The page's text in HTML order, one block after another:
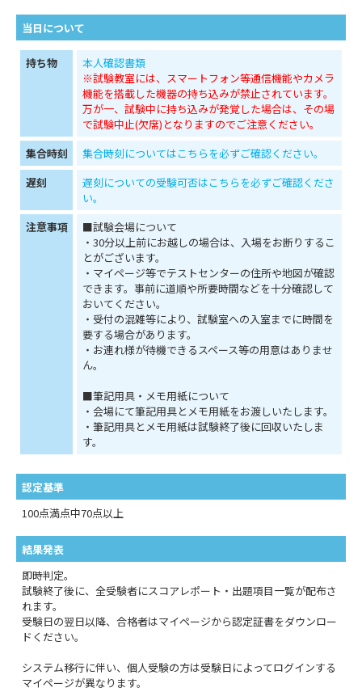
当日について
持ち物
本人確認書類
※試験教室には、スマートフォン等通信機能やカメラ
機能を搭載した機器の持ち込みが禁止されています。
万が一、試験中に持ち込みが発覚した場合は、その場
で試験中止(欠席)となりますのでご注意ください。
集合時刻
集合時刻についてはこちらを必ずご確認ください。
遅刻
遅刻についての受験可否はこちらを必ずご確認くださ
い。
注意事項
■試験会場について
・30分以上前にお越しの場合は、入場をお断りするこ
とがございます。
・マイページ等でテストセンターの住所や地図が確認
できます。事前に道順や所要時間などを十分確認して
おいてください。
・受付の混雑等により、試験室への入室までに時間を
要する場合があります。
・お連れ様が待機できるスペース等の用意はありませ
ん。
■筆記用具・メモ用紙について
・会場にて筆記用具とメモ用紙をお渡しいたします。
・筆記用具とメモ用紙は試験終了後に回収いたしま
す。
認定基準
100点満点中70点以上
結果発表
即時判定。
試験終了後に、全受験者にスコアレポート・出題項目一覧が配布さ
れます。
受験日の翌日以降、合格者はマイページから認定証書をダウンロー
ドください。
システム移行に伴い、個人受験の方は受験日によってログインする
マイページが異なります。